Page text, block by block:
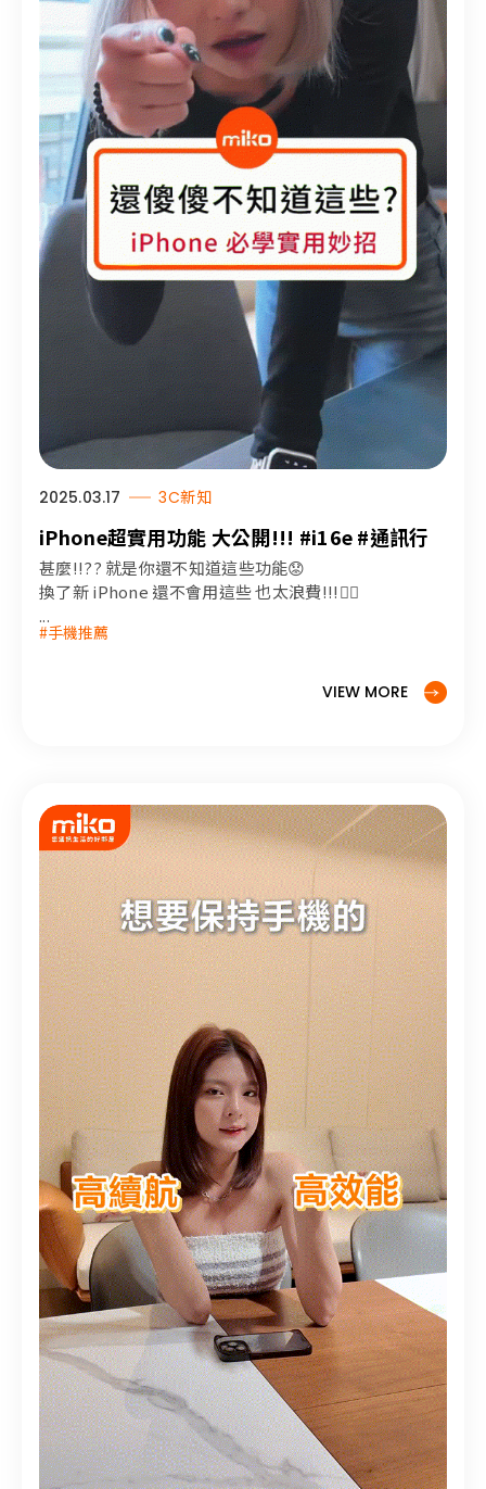
2025.03.17 3C新知
iPhone超實用功能 大公開!!! #i16e #通訊行
甚麼!!?? 就是你還不知道這些功能😟
換了新 iPhone 還不會用這些 也太浪費!!!😮‍💨
...
#手機推薦
VIEW MORE